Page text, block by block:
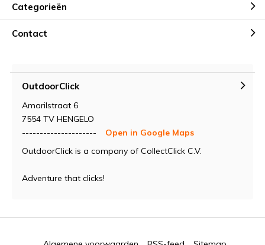
Categorieën
Contact
OutdoorClick
Amarilstraat 6
7554 TV HENGELO
---------------------
Open in Google Maps
OutdoorClick is a company of CollectClick C.V.
Adventure that clicks!